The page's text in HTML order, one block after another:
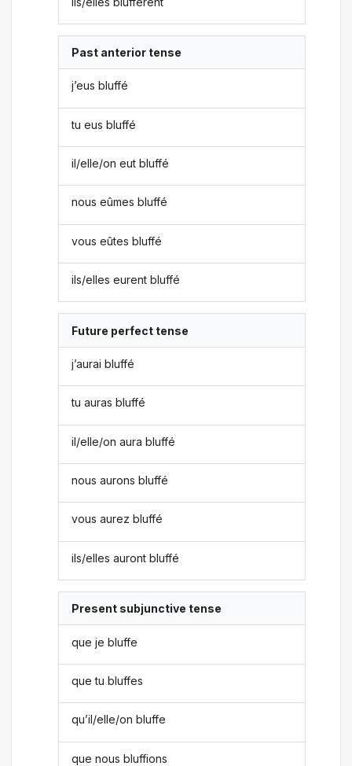
Past anterior tense
j’eus bluffé
tu eus bluffé
il/elle/on eut bluffé
nous eûmes bluffé
vous eûtes bluffé
ils/elles eurent bluffé
Future perfect tense
j’aurai bluffé
tu auras bluffé
il/elle/on aura bluffé
nous aurons bluffé
vous aurez bluffé
ils/elles auront bluffé
Present subjunctive tense
que je bluffe
que tu bluffes
qu’il/elle/on bluffe
que nous bluffions